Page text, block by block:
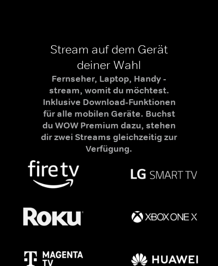
Stream auf dem Gerät
deiner Wahl
Fernseher, Laptop, Handy -
stream, womit du möchtest.
Inklusive Download-Funktionen
für alle mobilen Geräte. Buchst
du WOW Premium dazu, stehen
dir zwei Streams gleichzeitig zur
Verfügung.